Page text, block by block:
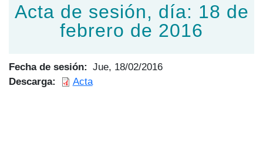
Acta de sesión, día: 18 de
febrero de 2016
Fecha de sesión
Jue, 18/02/2016
Descarga
Acta